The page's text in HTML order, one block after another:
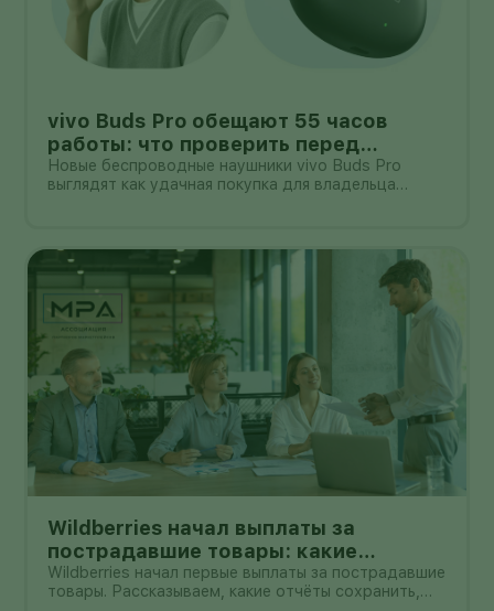
vivo Buds Pro обещают 55 часов
работы: что проверить перед
покупкой в России
Новые беспроводные наушники vivo Buds Pro
выглядят как удачная покупка для владельца
Wildberries начал выплаты за
пострадавшие товары: какие
документы собрать и чем поможет
АПМ
Wildberries начал первые выплаты за пострадавшие
товары. Рассказываем, какие отчёты сохранить,